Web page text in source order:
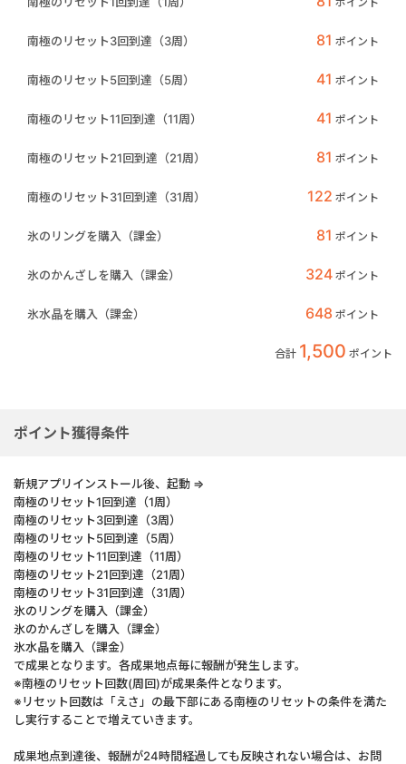
南極のリセット3回到達（3周） 81 ポイント
南極のリセット5回到達（5周） 41 ポイント
南極のリセット11回到達（11周） 41 ポイント
南極のリセット21回到達（21周） 81 ポイント
南極のリセット31回到達（31周） 122 ポイント
氷のリングを購入（課金） 81 ポイント
氷のかんざしを購入（課金） 324 ポイント
氷水晶を購入（課金） 648 ポイント
合計 1,500 ポイント
ポイント獲得条件
新規アプリインストール後、起動 ⇒
南極のリセット1回到達（1周）
南極のリセット3回到達（3周）
南極のリセット5回到達（5周）
南極のリセット11回到達（11周）
南極のリセット21回到達（21周）
南極のリセット31回到達（31周）
氷のリングを購入（課金）
氷のかんざしを購入（課金）
氷水晶を購入（課金）
で成果となります。各成果地点毎に報酬が発生します。
※南極のリセット回数(周回)が成果条件となります。
※リセット回数は「えさ」の最下部にある南極のリセットの条件を満た
し実行することで増えていきます。
成果地点到達後、報酬が24時間経過しても反映されない場合は、お問